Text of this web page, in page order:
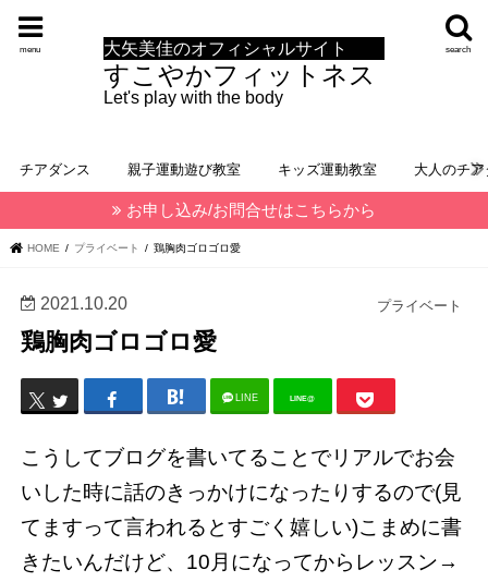
大矢美佳のオフィシャルサイト
すこやかフィットネス
Let's play with the body
search
menu
チアダンス 親子運動遊び教室 キッズ運動教室 大人のチ
お申し込み/お問合せはこちらから
HOME プライベート 鶏胸肉ゴロゴロ愛
プライベート
2021.10.20
鶏胸肉ゴロゴロ愛
LINE LINE@
こうしてブログを書いてることでリアルでお会
いした時に話のきっかけになったりするので(見
てますって言われるとすごく嬉しい)こまめに書
きたいんだけど、10月になってからレッスン→